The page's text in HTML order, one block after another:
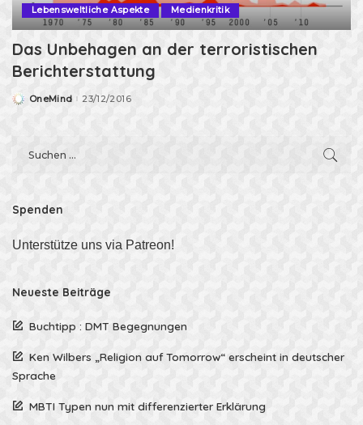
Lebensweltliche Aspekte Medienkritik
Das Unbehagen an der terroristischen
Berichterstattung
PostedOneMind 23/12/2016
Spenden
Unterstütze uns via Patreon!
Neueste Beiträge
Buchtipp : DMT Begegnungen
Ken Wilbers „Religion auf Tomorrow“ erscheint in deutscher
Sprache
MBTI Typen nun mit differenzierter Erklärung